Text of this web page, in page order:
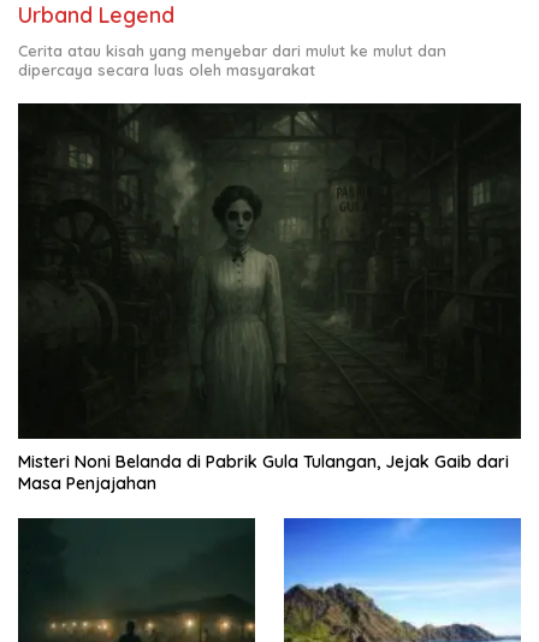
Urband Legend
Cerita atau kisah yang menyebar dari mulut ke mulut dan
dipercaya secara luas oleh masyarakat
Misteri Noni Belanda di Pabrik Gula Tulangan, Jejak Gaib dari
Masa Penjajahan